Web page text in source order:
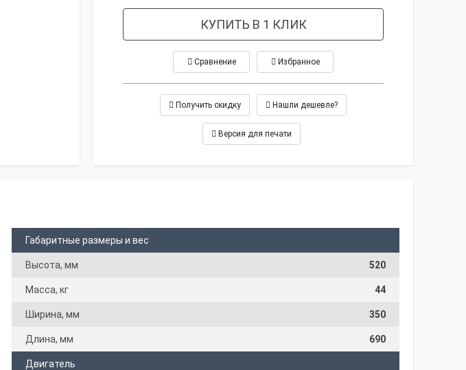
КУПИТЬ В 1 КЛИК
Сравнение Избранное
Получить скидку Нашли дешевле?
Версия для печати
Габаритные размеры и вес
Высота, мм 520
Масса, кг 44
Ширина, мм 350
Длина, мм 690
Двигатель